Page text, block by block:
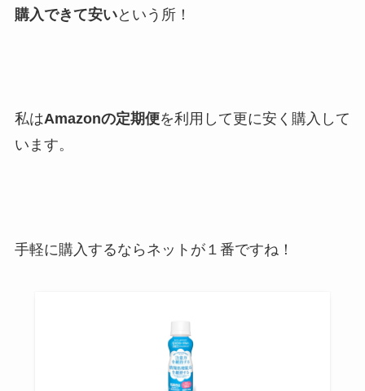
購入できて安いという所！
私はAmazonの定期便を利用して更に安く購入して
います。
手軽に購入するならネットが１番ですね！